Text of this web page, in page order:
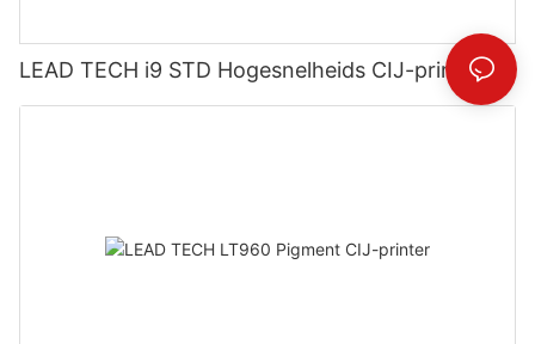
LEAD TECH i9 STD Hogesnelheids CIJ-printer